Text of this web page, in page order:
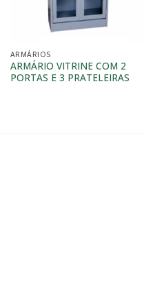
ARMÁRIOS
ARMÁRIO VITRINE COM 2
PORTAS E 3 PRATELEIRAS